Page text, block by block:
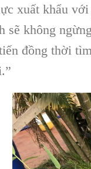
xuất khẩu
sẽ không
đồng thời